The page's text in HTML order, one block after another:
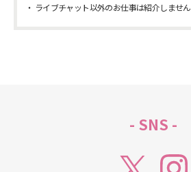
ライブチャット以外のお仕事は紹介しません
- SNS -